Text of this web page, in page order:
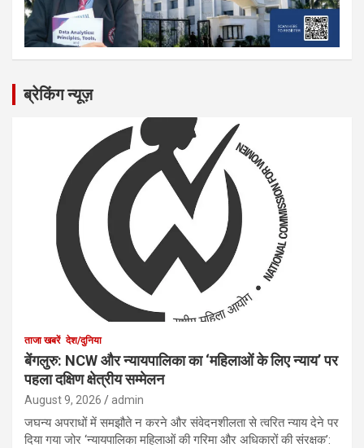
ब्रेकिंग न्यूज़
ताजा खबरें देश/दुनिया
बेंगलुरु: NCW और न्यायपालिका का ‘महिलाओं के लिए न्याय’ पर
पहला दक्षिण क्षेत्रीय सम्मेलन
August 9, 2026 admin
जघन्य अपराधों में समझौते न करने और संवेदनशीलता से त्वरित न्याय देने पर
दिया गया जोर ‘न्यायपालिका महिलाओं की गरिमा और अधिकारों की संरक्षक’: